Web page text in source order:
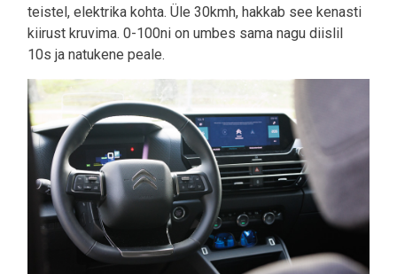
teistel, elektrika kohta. Üle 30kmh, hakkab see kenasti
kiirust kruvima. 0-100ni on umbes sama nagu diislil
10s ja natukene peale.